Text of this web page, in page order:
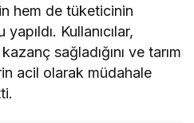
hem de tüketicinin
Kullanıcılar,
sağladığını ve tarım
acil olarak müdahale